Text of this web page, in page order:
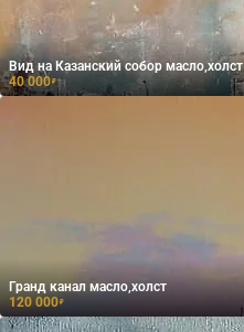
Вид на Казанский собор масло,холст
40 000₽
Гранд канал масло,холст
120 000₽